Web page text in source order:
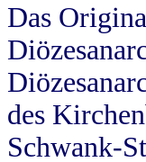
Das
des
Schwank-